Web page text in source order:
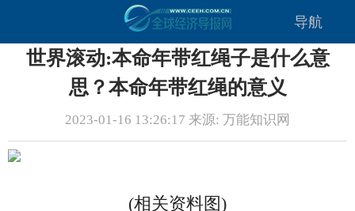
导航
世界滚动:本命年带红绳子是什么意
思？本命年带红绳的意义
2023-01-16 13:26:17 来源: 万能知识网
(相关资料图)